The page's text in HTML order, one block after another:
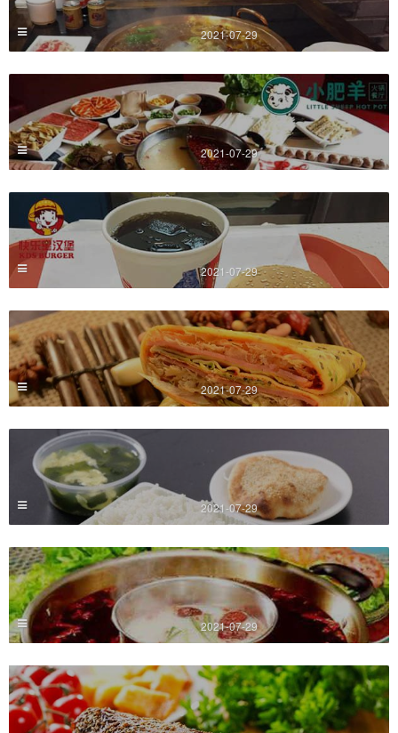
2021-07-29
2021-07-29
2021-07-29
2021-07-29
2021-07-29
2021-07-29